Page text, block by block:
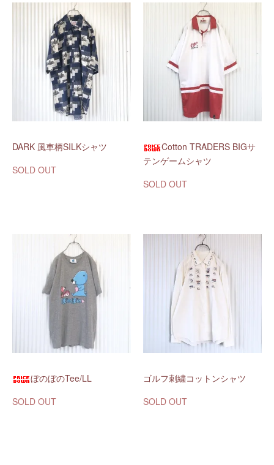
DARK 風車柄SILKシャツ
SOLD OUT
Cotton TRADERS BIGサ
テンゲームシャツ
SOLD OUT
ぼのぼのTee/LL
SOLD OUT
ゴルフ刺繍コットンシャツ
SOLD OUT